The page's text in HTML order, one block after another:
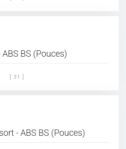
BS (Pouces)
[ 31 ]
- ABS BS (Pouces)